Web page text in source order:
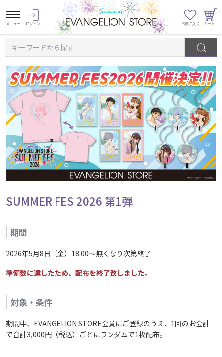
キーワードから探す
SUMMER FES 2026 第1弾
期間
2026年5月8日（金）18:00～無くなり次第終了
準備数に達したため、配布を終了致しました。
対象・条件
期間中、EVANGELION STORE会員にご登録のうえ、1回のお会計
で合計3,000円（税込）ごとにランダムで1枚配布。